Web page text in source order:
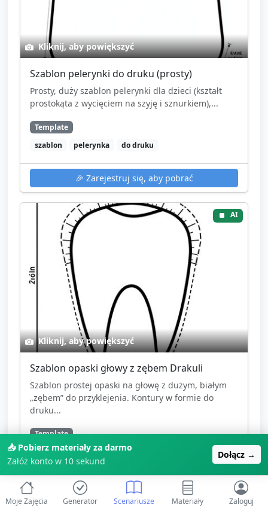
Kliknij, aby powiększyć
Szablon pelerynki do druku (prosty)
Prosty, duży szablon pelerynki dla dzieci (kształt
prostokąta z wycięciem na szyję i sznurkiem),...
Template
szablon
pelerynka do druku
🎉 Zarejestruj się, aby pobrać
AI
Kliknij, aby powiększyć
Szablon opaski głowy z zębem Drakuli
Szablon prostej opaski na głowę z dużym, białym
„zębem” do przyklejenia. Kontury w formie do
druku...
Template
szablon
opaska ząb
🎉Zarejestruj się, aby pobrać
📥 Pobierz materiały za darmo
Załóż konto w 10 sekund
Dołącz →
Moje Zajęcia Generator Scenariusze Materiały Zaloguj